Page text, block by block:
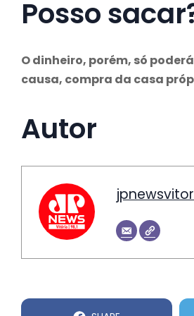
Posso
O dinheiro, porém, só
causa, compra da casa
Autor